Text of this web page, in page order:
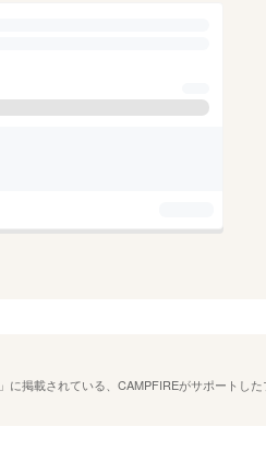
掲載されている、CAMPFIREがサポートした